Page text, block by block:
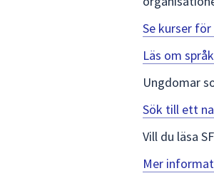
Se kurser
Läs om
Ungdomar
Sök till ett
Vill du läsa
Mer